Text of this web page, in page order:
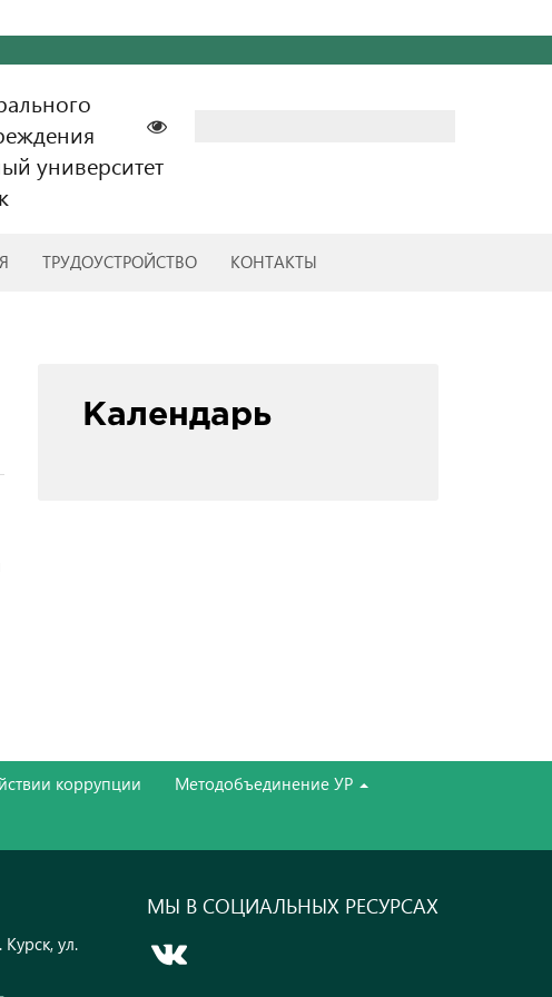
университет
ТРУДОУСТРОЙСТВО КОНТАКТЫ
Календарь
коррупции
Методобъединение УР
ул.
МЫ В СОЦИАЛЬНЫХ РЕСУРСАХ